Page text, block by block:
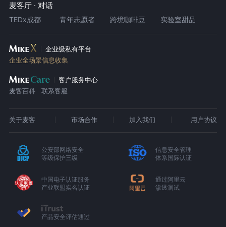
麦客厅 · 对话
TEDx成都 青年志愿者 跨境咖啡豆 实验室甜品
企业级私有平台
企业全场景信息收集
客户服务中心
麦客百科
联系客服
关于麦客 市场合作 加入我们 用户协议
公安部网络安全
等级保护三级
信息安全管理
体系国际认证
中国电子认证服务
产业联盟实名认证
通过阿里云
渗透测试
产品安全评估通过